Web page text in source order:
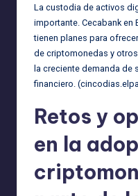
La custodia de activos
importante. Cecabank en
tienen planes para
de criptomonedas y
la creciente demanda
financiero. (
Retos y
en la